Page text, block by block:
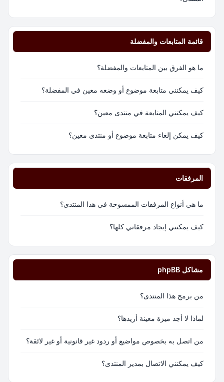
قائمة المتابعات والمفضلة
ما هو الفرق بين المتابعات والمفضلة؟
كيف يمكنني متابعة موضوع أو وضعه معين في المفضلة؟
كيف يمكنني المتابعة في منتدى معين؟
كيف يمكن إلغاء متابعة موضوع أو منتدى معين؟
المرفقات
ما هي أنواع المرفقات الممسوحة في هذا المنتدى؟
كيف يمكنني إيجاد مرفقاتي كلها؟
مشاكل phpBB
من برمج هذا المنتدى؟
لماذا لا أجد ميزة معينة أريدها؟
من اتصل به بخصوص مواضيع أو ردود غير قانونية أو غير لائقة؟
كيف يمكنني الاتصال بمدير المنتدى؟